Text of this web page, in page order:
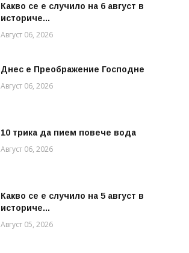
Какво се е случило на 6 август в
историче...
Август 06, 2026
Днес е Преображение Господне
Август 06, 2026
10 трика да пием повече вода
Август 06, 2026
Какво се е случило на 5 август в
историче...
Август 05, 2026